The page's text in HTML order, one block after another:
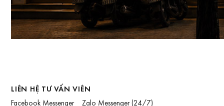
LIÊN HỆ TƯ VẤN VIÊN
Facebook Messenger Zalo Messenger(24/7)